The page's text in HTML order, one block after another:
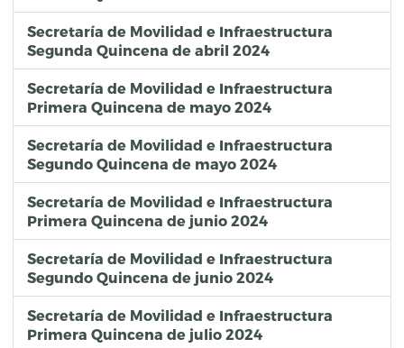
Secretaría de Movilidad e Infraestructura
Segunda Quincena de abril 2024
Secretaría de Movilidad e Infraestructura
Primera Quincena de mayo 2024
Secretaría de Movilidad e Infraestructura
Segundo Quincena de mayo 2024
Secretaría de Movilidad e Infraestructura
Primera Quincena de junio 2024
Secretaría de Movilidad e Infraestructura
Segundo Quincena de junio 2024
Secretaría de Movilidad e Infraestructura
Primera Quincena de julio 2024